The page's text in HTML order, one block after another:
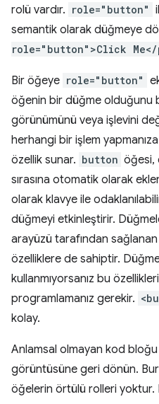
rolü vardır. role="button"
semantik olarak düğmeye
role="button">Click Me</
Bir öğeye role="button"
öğenin bir düğme olduğunu
görünümünü veya işlevini
herhangi bir işlem
özellik sunar. button öğesi,
sırasına otomatik olarak
olarak klavye ile
düğmeyi etkinleştirir.
arayüzü tarafından
özelliklere de sahiptir.
kullanmıyorsanız bu
programlamanız gerekir.
kolay.
Anlamsal olmayan kod
görüntüsüne geri dönün.
öğelerin örtülü rolleri